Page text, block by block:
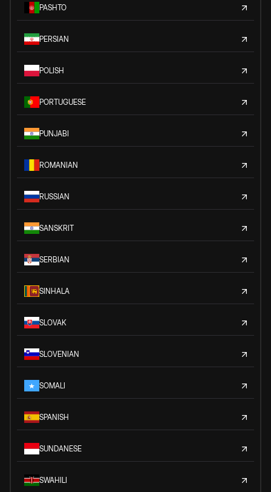
PASHTO
PERSIAN
POLISH
PORTUGUESE
PUNJABI
ROMANIAN
RUSSIAN
SANSKRIT
SERBIAN
SINHALA
SLOVAK
SLOVENIAN
SOMALI
SPANISH
SUNDANESE
SWAHILI